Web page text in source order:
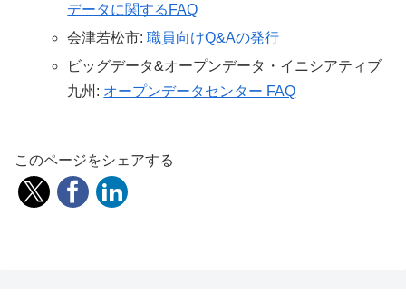
データに関するFAQ
会津若松市:職員向けQ&Aの発行
ビッグデータ&オープンデータ・イニシアティブ
九州: オープンデータセンター FAQ
このページをシェアする